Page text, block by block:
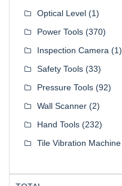
Optical Level (1)
Power Tools (370)
Inspection Camera (1)
Safety Tools (33)
Pressure Tools (92)
Wall Scanner (2)
Hand Tools (232)
Tile Vibration Machine